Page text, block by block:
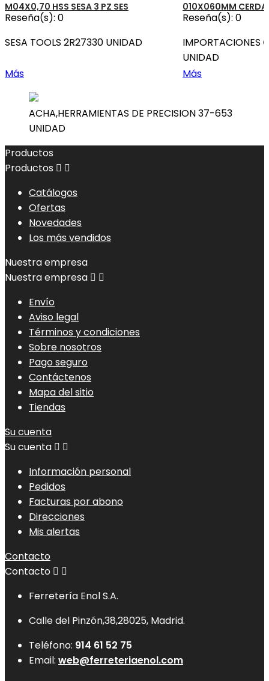
M04X0,70 HSS SESA 3 PZ SES
Reseña(s): 0
SESA TOOLS 2R27330 UNIDAD
Más
010X060MM CERDA
Reseña(s): 0
IMPORTACIONES
UNIDAD
Más
ACHA,HERRAMIENTAS DE PRECISION 37-653
UNIDAD
Productos
Productos  
Catálogos
Ofertas
Novedades
Los más vendidos
Nuestra empresa
Nuestra empresa  
Envío
Aviso legal
Términos y condiciones
Sobre nosotros
Pago seguro
Contáctenos
Mapa del sitio
Tiendas
Su cuenta
Su cuenta  
Información personal
Pedidos
Facturas por abono
Direcciones
Mis alertas
Contacto
Contacto  
Ferretería Enol S.A.
Calle del Pinzón,38,28025, Madrid.
Teléfono: 914 61 52 75
Email: web@ferreteriaenol.com